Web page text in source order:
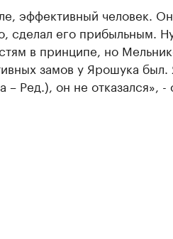
эффективный человек. Он
сделал его прибыльным.
в принципе, но
замов у Ярошука
– Ред.), он не отказался», -